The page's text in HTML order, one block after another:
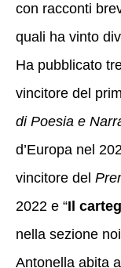
con racconti
quali ha vinto
Ha pubblicato
vincitore del
di Poesia e
d’Europa nel
vincitore del
2022 e “Il
nella sezione
Antonella abita